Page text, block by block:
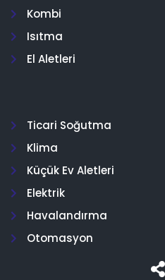
Kombi
Isıtma
El Aletleri
Ticari Soğutma
Klima
Küçük Ev Aletleri
Elektrik
Havalandırma
Otomasyon